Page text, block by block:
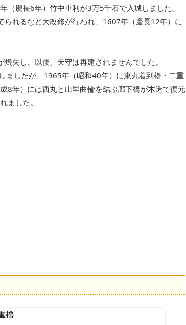
慶長6年）竹中重利が3万5千石で入城しました。
れるなど大改修が行われ、1607年（慶長12年）に
失し、以後、天守は再建されませんでした。
ましたが、1965年（昭和40年）に東丸着到櫓・二重
8年）には西丸と山里曲輪を結ぶ廊下橋が木造で復元
ました。